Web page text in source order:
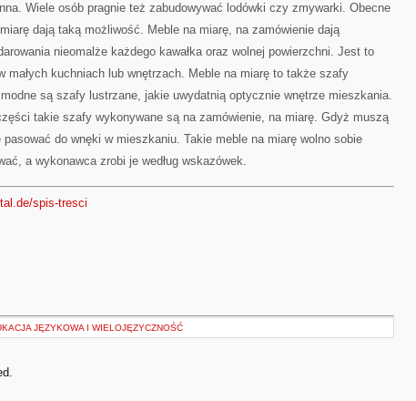
Wiele osób pragnie też zabudowywać lodówki czy zmywarki. Obecne
dają taką możliwość. Meble na miarę, na zamówienie dają
nieomalże każdego kawałka oraz wolnej powierzchni. Jest to
małych kuchniach lub wnętrzach. Meble na miarę to także szafy
są szafy lustrzane, jakie uwydatnią optycznie wnętrze mieszkania.
takie szafy wykonywane są na zamówienie, na miarę. Gdyż muszą
pasować do wnęki w mieszkaniu. Takie meble na miarę wolno sobie
a wykonawca zrobi je według wskazówek.
spis-tresci
JĘZYKOWA I WIELOJĘZYCZNOŚĆ